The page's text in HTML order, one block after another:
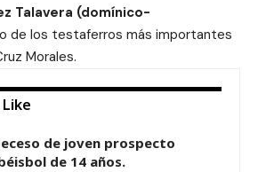
Talavera (domínico-
de los testaferros más importantes
Morales.
de joven prospecto
de 14 años.